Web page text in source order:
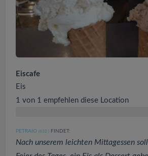
Eiscafe
Eis
1 von 1 empfehlen diese Location
PETRAIO (632 ) FINDET:
Nach unserem leichten Mittagessen